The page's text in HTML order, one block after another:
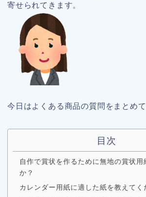
寄せられてきます。
今日はよくある商品の質問をまとめて
目次
自作で賞状を作るために無地の賞状用
か？
カレンダー用紙に適した紙を教えてく